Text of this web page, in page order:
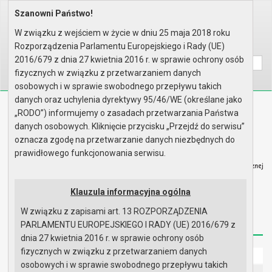
Home Prawo lokalne
Wyszukaj na stronie:
A AA
Biuletyn Informacji Publicznej
Urząd Miasta i Gminy w Gryfinie
Redakcja Instrukcja korzystania Dostępność
Strona główna
Szanowni Państwo!
W związku z wejściem w życie w dniu 25 maja 2018 roku
Rozporządzenia Parlamentu Europejskiego i Rady (UE)
2016/679 z dnia 27 kwietnia 2016 r. w sprawie ochrony osób
fizycznych w związku z przetwarzaniem danych
osobowych i w sprawie swobodnego przepływu takich
danych oraz uchylenia dyrektywy 95/46/WE (określane jako
„RODO”) informujemy o zasadach przetwarzania Państwa
danych osobowych. Kliknięcie przycisku „Przejdź do serwisu”
oznacza zgodę na przetwarzanie danych niezbędnych do
prawidłowego funkcjonowania serwisu.
Klauzula informacyjna ogólna
W związku z zapisami art. 13 ROZPORZĄDZENIA
PARLAMENTU EUROPEJSKIEGO I RADY (UE) 2016/679 z
dnia 27 kwietnia 2016 r. w sprawie ochrony osób
fizycznych w związku z przetwarzaniem danych
osobowych i w sprawie swobodnego przepływu takich